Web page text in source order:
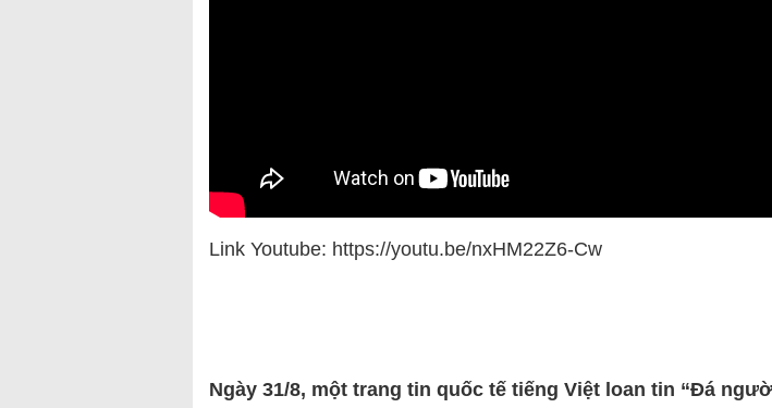
Link Youtube: https://youtu.be/nxHM22Z6-Cw
Ngày 31/8, một trang tin quốc tế tiếng Việt loan tin “Đá